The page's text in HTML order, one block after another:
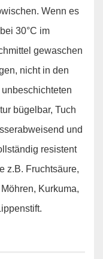
Wenn es
30°C im
gewaschen
nicht in den
bügelbar, Tuch
und
resistent
z.B. Fruchtsäure,
Kurkuma,